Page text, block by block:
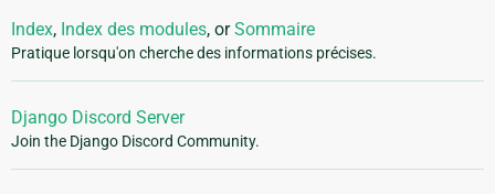
Index, Index des modules, orSommaire
Pratique lorsqu'on cherche des informations précises.
Django Discord Server
Join the Django Discord Community.